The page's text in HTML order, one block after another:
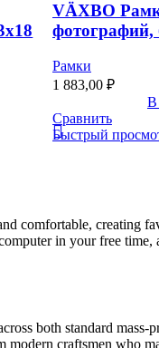
VÄXBO
фотографий,
Рамки
1 883,00 ₽
В
Сравнить
Быстрый
comfortable, creating
in your free
both standard
craftsmen who